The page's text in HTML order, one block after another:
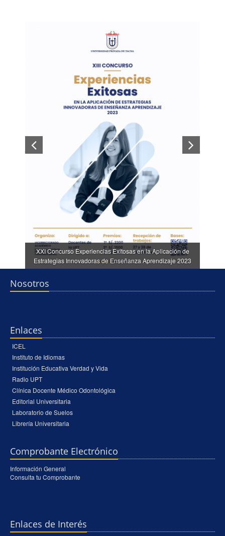
XXI Concurso Experiencias Exitosas en la Aplicación de
Estrategias Innovadoras de Enseñanza Aprendizaje 2023
Nosotros
Enlaces
ICEL
Instituto de Idiomas
Institución Educativa Verdad y Vida
Radio UPT
Clínica Docente Médico Odontológica
Editorial Universitaria
Laboratorio de Suelos
Librería Universitaria
Comprobante Electrónico
Información General
Consulta tu Comprobante
Enlaces de Interés